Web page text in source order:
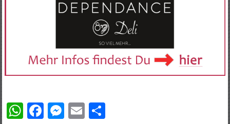
WhatsApp
Facebook
Messenger
EmailTeilen